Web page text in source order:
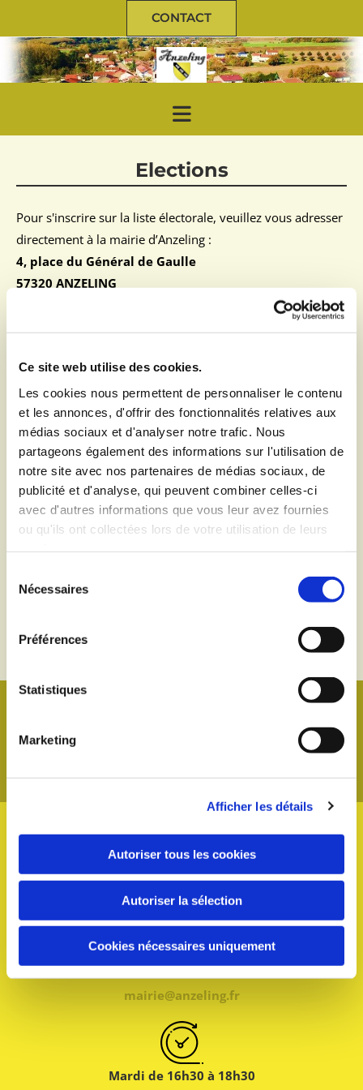
Ce site web utilise des cookies.
Les cookies nous permettent de personnaliser le contenu
et les annonces, d'offrir des fonctionnalités relatives aux
médias sociaux et d'analyser notre trafic. Nous
partageons également des informations sur l'utilisation de
notre site avec nos partenaires de médias sociaux, de
publicité et d'analyse, qui peuvent combiner celles-ci
avec d'autres informations que vous leur avez fournies
ou qu'ils ont collectées lors de votre utilisation de leurs
Nécessaires
Préférences
Statistiques
Marketing
Afficher les détails
Autoriser tous les cookies
Autoriser la sélection
Cookies nécessaires uniquement
CONTACT
Elections
Pour s'inscrire sur la liste électorale, veuillez vous adresser
directement à la mairie d’Anzeling :
4, place du Général de Gaulle
57320 ANZELING
Pour prendre connaissance des modalités d’inscription et
des pièces à fournir, rendez-vous sur leportail de
l'administration.
4 place du Général de Gaulle
57320 ANZELING
mairie@anzeling.fr
Mardi de 16h30 à 18h30